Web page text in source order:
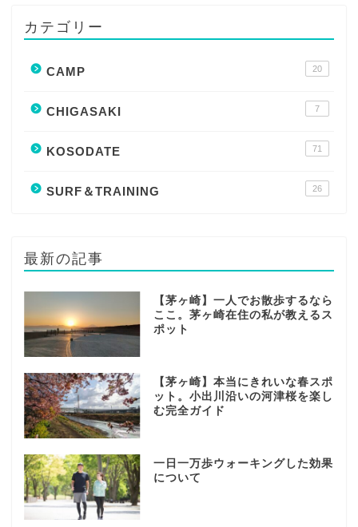
カテゴリー
CAMP 20
CHIGASAKI 7
KOSODATE 71
SURF＆TRAINING 26
最新の記事
【茅ヶ崎】一人でお散歩するなら
ここ。茅ヶ崎在住の私が教えるス
ポット
【茅ヶ崎】本当にきれいな春スポ
ット。小出川沿いの河津桜を楽し
む完全ガイド
一日一万歩ウォーキングした効果
について